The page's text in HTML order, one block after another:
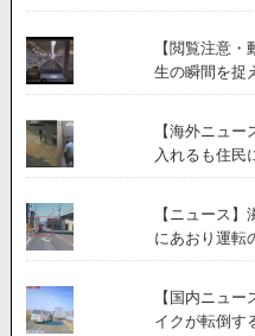
【閲覧注意
生の瞬間を捉
【海外ニュ
入れるも住民
【ニュース
にあおり運転
【国内ニュ
イクが転倒す